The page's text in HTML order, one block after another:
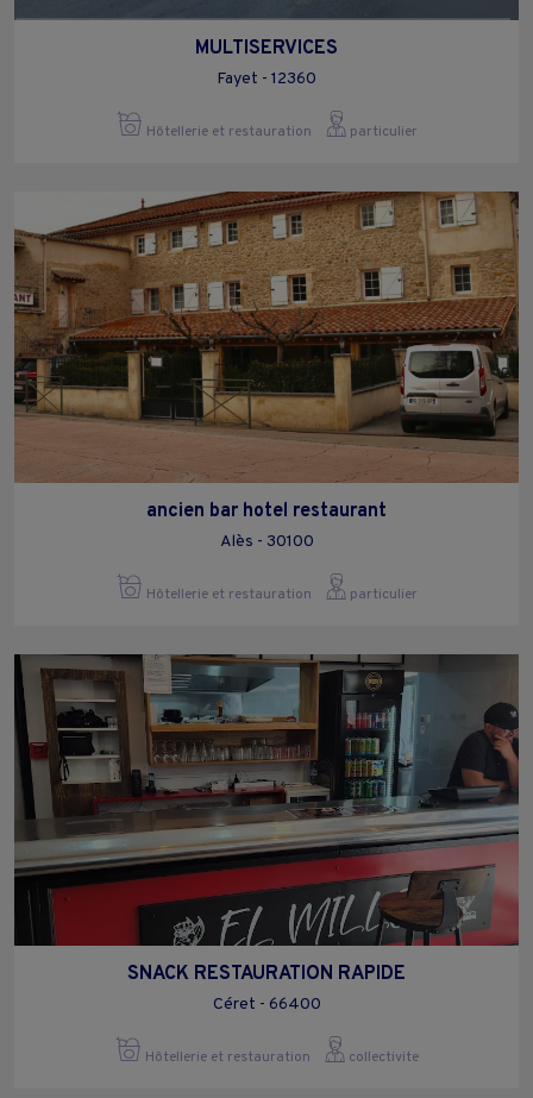
MULTISERVICES
Fayet - 12360
Hôtellerie et restauration particulier
ancien bar hotel restaurant
Alès - 30100
Hôtellerie et restauration particulier
SNACK RESTAURATION RAPIDE
Céret - 66400
Hôtellerie et restauration collectivite